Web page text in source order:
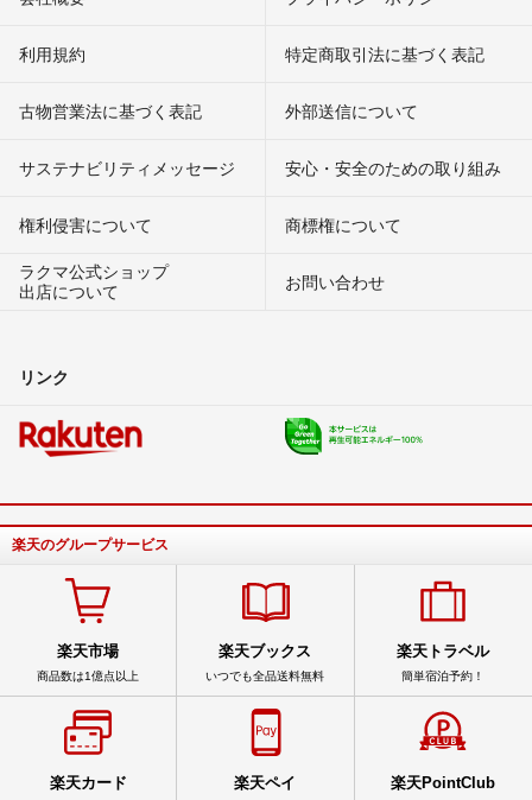
利用規約 特定商取引法に基づく表記
古物営業法に基づく表記 外部送信について
サステナビリティメッセージ 安心・安全のための取り組み
権利侵害について
商標権について
ラクマ公式ショップ
出店について
お問い合わせ
リンク
楽天のグループサービス
楽天市場
商品数は1億点以上
楽天ブックス
いつでも全品送料無料
楽天トラベル
簡単宿泊予約！
楽天カード 楽天ペイ 楽天PointClub